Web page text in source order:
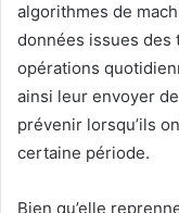
algorithmes de
données issues des
opérations
ainsi leur envoyer
prévenir lorsqu’ils
certaine période.
Bien qu’elle